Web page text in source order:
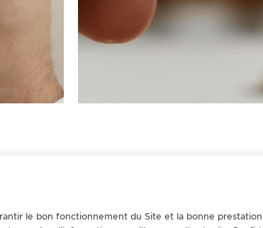
le bon fonctionnement du Site et la bonne